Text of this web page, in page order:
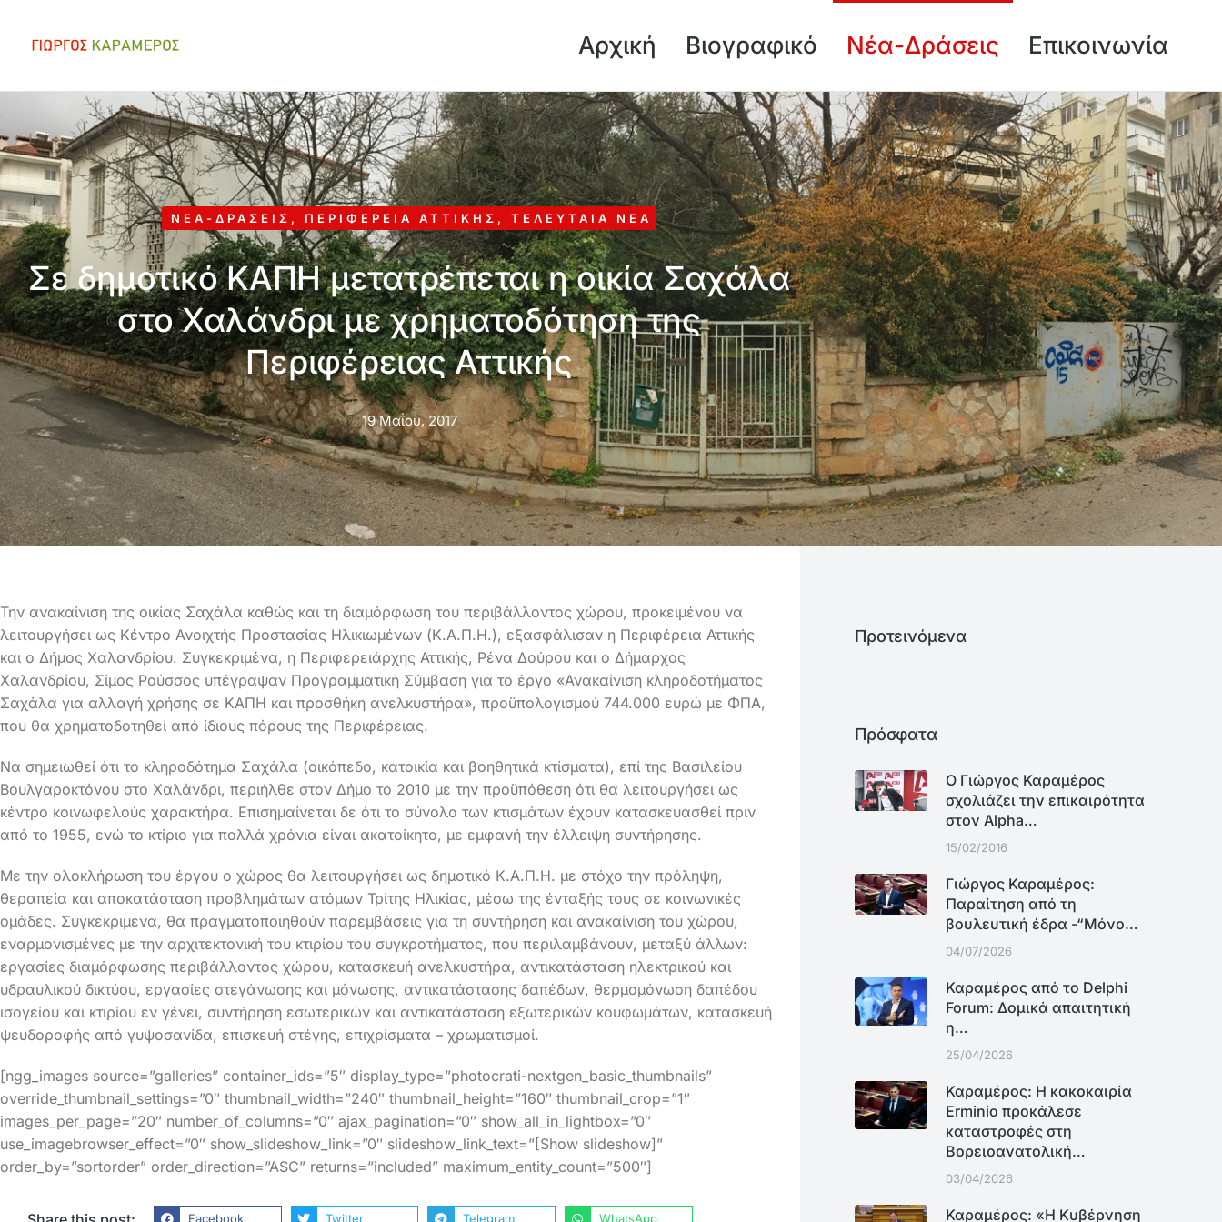
Αρχική Βιογραφικό Νέα-Δράσεις Επικοινωνία
ΝΈΑ-ΔΡΆΣΕΙΣ , ΠΕΡΙΦΈΡΕΙΑ ΑΤΤΙΚΉΣ , ΤΕΛΕΥΤΑΊΑ ΝΈΑ
Σε δημοτικό ΚΑΠΗ μετατρέπεται η οικία Σαχάλα
στο Χαλάνδρι με χρηματοδότηση της
Περιφέρειας Αττικής
19 Μαΐου, 2017
Την ανακαίνιση της οικίας Σαχάλα καθώς και τη διαμόρφωση του περιβάλλοντος χώρου, προκειμένου να
λειτουργήσει ως Κέντρο Ανοιχτής Προστασίας Ηλικιωμένων (Κ.Α.Π.Η.), εξασφάλισαν η Περιφέρεια Αττικής
και ο Δήμος Χαλανδρίου. Συγκεκριμένα, η Περιφερειάρχης Αττικής, Ρένα Δούρου και ο Δήμαρχος
Χαλανδρίου, Σίμος Ρούσσος υπέγραψαν Προγραμματική Σύμβαση για το έργο «Ανακαίνιση κληροδοτήματος
Σαχάλα για αλλαγή χρήσης σε ΚΑΠΗ και προσθήκη ανελκυστήρα», προϋπολογισμού 744.000 ευρώ με ΦΠΑ,
που θα χρηματοδοτηθεί από ίδιους πόρους της Περιφέρειας.
Να σημειωθεί ότι το κληροδότημα Σαχάλα (οικόπεδο, κατοικία και βοηθητικά κτίσματα), επί της Βασιλείου
Βουλγαροκτόνου στο Χαλάνδρι, περιήλθε στον Δήμο το 2010 με την προϋπόθεση ότι θα λειτουργήσει ως
κέντρο κοινωφελούς χαρακτήρα. Επισημαίνεται δε ότι το σύνολο των κτισμάτων έχουν κατασκευασθεί πριν
από το 1955, ενώ το κτίριο για πολλά χρόνια είναι ακατοίκητο, με εμφανή την έλλειψη συντήρησης.
Με την ολοκλήρωση του έργου ο χώρος θα λειτουργήσει ως δημοτικό Κ.Α.Π.Η. με στόχο την πρόληψη,
θεραπεία και αποκατάσταση προβλημάτων ατόμων Τρίτης Ηλικίας, μέσω της ένταξής τους σε κοινωνικές
ομάδες. Συγκεκριμένα, θα πραγματοποιηθούν παρεμβάσεις για τη συντήρηση και ανακαίνιση του χώρου,
εναρμονισμένες με την αρχιτεκτονική του κτιρίου του συγκροτήματος, που περιλαμβάνουν, μεταξύ άλλων:
εργασίες διαμόρφωσης περιβάλλοντος χώρου, κατασκευή ανελκυστήρα, αντικατάσταση ηλεκτρικού και
υδραυλικού δικτύου, εργασίες στεγάνωσης και μόνωσης, αντικατάστασης δαπέδων, θερμομόνωση δαπέδου
ισογείου και κτιρίου εν γένει, συντήρηση εσωτερικών και αντικατάσταση εξωτερικών κουφωμάτων, κατασκευή
ψευδοροφής από γυψοσανίδα, επισκευή στέγης, επιχρίσματα – χρωματισμοί.
[ngg_images source=”galleries” container_ids=”5″ display_type=”photocrati-nextgen_basic_thumbnails”
override_thumbnail_settings=”0″ thumbnail_width=”240″ thumbnail_height=”160″ thumbnail_crop=”1″
images_per_page=”20″ number_of_columns=”0″ ajax_pagination=”0″ show_all_in_lightbox=”0″
use_imagebrowser_effect=”0″ show_slideshow_link=”0″ slideshow_link_text=”[Show slideshow]”
order_by=”sortorder” order_direction=”ASC” returns=”included” maximum_entity_count=”500″]
Facebook Twitter Telegram WhatsApp
Προτεινόμενα
Πρόσφατα
Ο Γιώργος Καραμέρος
σχολιάζει την επικαιρότητα
στον Alpha…
15/02/2016
Γιώργος Καραμέρος:
Παραίτηση από τη
βουλευτική έδρα -“Μόνο…
04/07/2026
Καραμέρος από το Delphi
Forum: Δομικά απαιτητική
η…
25/04/2026
Καραμέρος: Η κακοκαιρία
Erminio προκάλεσε
καταστροφές στη
Βορειοανατολική…
03/04/2026
Καραμέρος: «Η Κυβέρνηση